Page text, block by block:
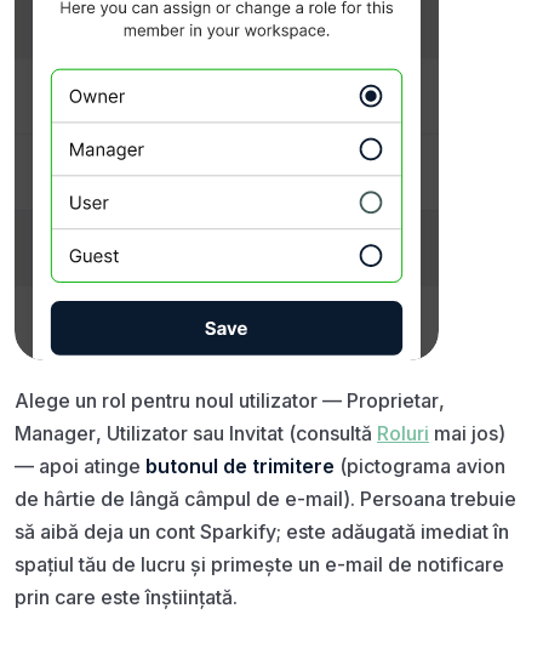
Alege un rol pentru noul utilizator — Proprietar,
Manager, Utilizator sau Invitat (consultă Roluri mai jos)
— apoi atinge butonul de trimitere (pictograma avion
de hârtie de lângă câmpul de e-mail). Persoana trebuie
să aibă deja un cont Sparkify; este adăugată imediat în
spațiul tău de lucru și primește un e-mail de notificare
prin care este înștiințată.